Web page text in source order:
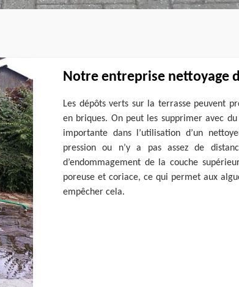
Notre entreprise nettoyage
Les dépôts verts sur la terrasse peuvent
en briques. On peut les supprimer avec
importante dans l’utilisation d’un
pression ou n’y a pas assez de
d’endommagement de la couche
poreuse et coriace, ce qui permet aux
empêcher cela.